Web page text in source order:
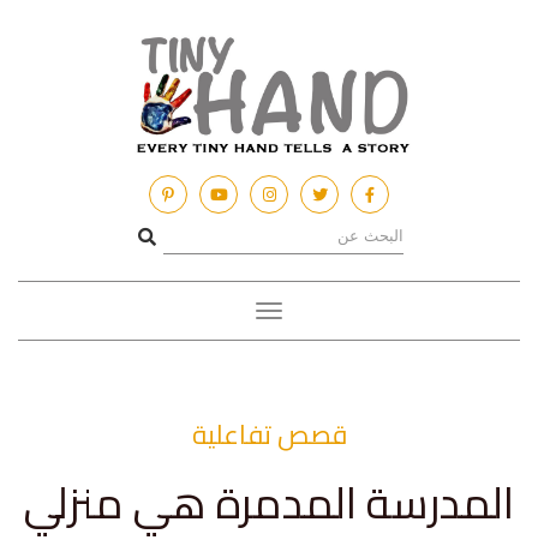
Toggle
navigation
قصص تفاعلية
المدرسة المدمرة هي منزلي